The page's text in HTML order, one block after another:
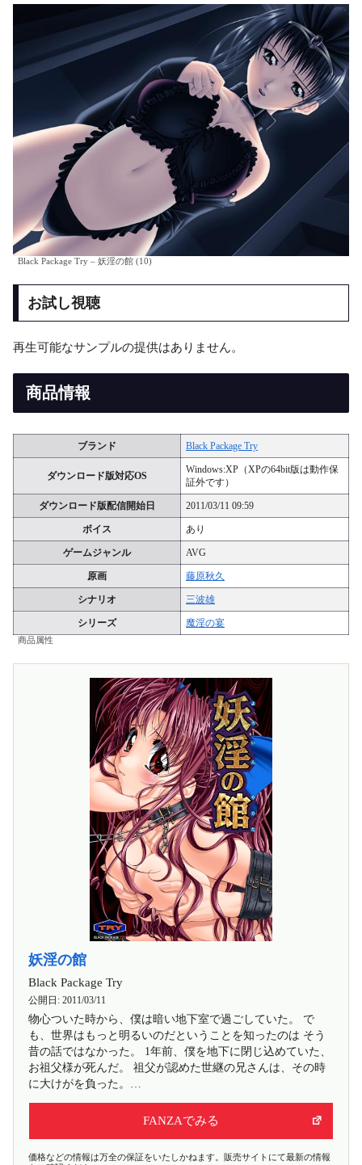
Black Package Try – 妖淫の館 (10)
お試し視聴
再生可能なサンプルの提供はありません。
商品情報
ブランド Black Package Try
ダウンロード版対応OS
Windows:XP（XPの64bit版は動作保
証外です）
ダウンロード版配信開始日 2011/03/11 09:59
ボイス あり
ゲームジャンル AVG
原画 藤原秋久
シナリオ 三波雄
シリーズ 魔淫の宴
商品属性
妖淫の館
Black Package Try
公開日: 2011/03/11
物心ついた時から、僕は暗い地下室で過ごしていた。 で
も、世界はもっと明るいのだということを知ったのは そう
昔の話ではなかった。 1年前、僕を地下に閉じ込めていた、
お祖父様が死んだ。 祖父が認めた世継の兄さんは、その時
に大けがを負った。…
FANZAでみる
価格などの情報は万全の保証をいたしかねます。販売サイトにて最新の情報